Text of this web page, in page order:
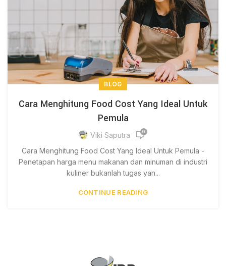
BLOG
Cara Menghitung Food Cost Yang‌ ‌Ideal‌ Untuk
Pemula‌
Viki Saputra 0
Cara Menghitung Food Cost Yang‌ ‌Ideal‌ Untuk Pemula‌ -
Penetapan harga menu makanan dan minuman di industri
kuliner bukanlah tugas yan...
CONTINUE READING